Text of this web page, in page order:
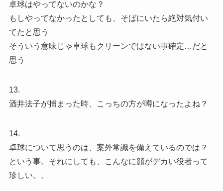
卓球はやってないのかな？
もしやってなかったとしても、そばにいたら絶対気付い
てたと思う
そういう意味じゃ卓球もクリーンではない事確定…だと
思う
13.
酒井法子が捕まった時、こっちの方が噂になったよね？
14.
卓球について思うのは、案外常識を備えているのでは？
という事。それにしても、こんなに顔がデカい役者って
珍しい。。